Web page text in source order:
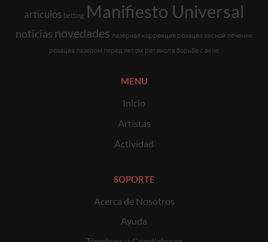
articulos betting Manifiesto Universal
noticias novedades лазерная коррекция розацеа весной лечение
розацеа лазером перед летом ретинол в борьбе с акне
MENU
Inicio
Artistas
Actividad
SOPORTE
Acerca de Nosotros
Ayuda